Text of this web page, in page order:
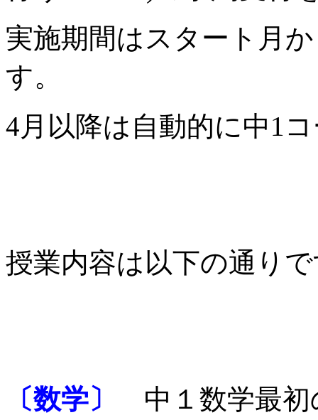
実施期間はスタート月
す。
4月以降は自動的に中1
授業内容は以下の通り
〔数学〕 中１数学最